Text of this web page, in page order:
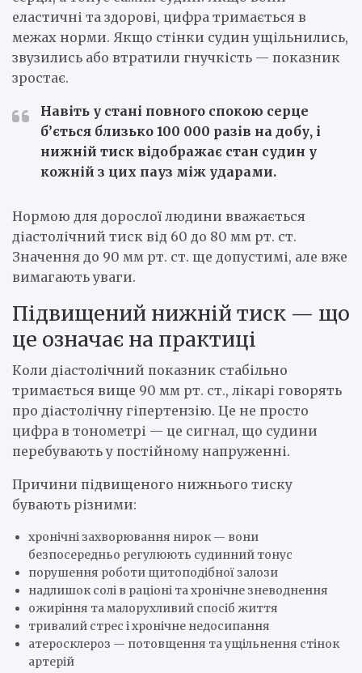
еластичні та здорові, цифра тримається в
межах норми. Якщо стінки судин ущільнились,
звузились або втратили гнучкість — показник
зростає.
Навіть у стані повного спокою серце
б’ється близько 100 000 разів на добу, і
нижній тиск відображає стан судин у
кожній з цих пауз між ударами.
Нормою для дорослої людини вважається
діастолічний тиск від 60 до 80 мм рт. ст.
Значення до 90 мм рт. ст. ще допустимі, але вже
вимагають уваги.
Підвищений нижній тиск — що
це означає на практиці
Коли діастолічний показник стабільно
тримається вище 90 мм рт. ст., лікарі говорять
про діастолічну гіпертензію. Це не просто
цифра в тонометрі — це сигнал, що судини
перебувають у постійному напруженні.
Причини підвищеного нижнього тиску
бувають різними:
хронічні захворювання нирок — вони
безпосередньо регулюють судинний тонус
порушення роботи щитоподібної залози
надлишок солі в раціоні та хронічне зневоднення
ожиріння та малорухливий спосіб життя
тривалий стрес і хронічне недосипання
атеросклероз — потовщення та ущільнення стінок
артерій